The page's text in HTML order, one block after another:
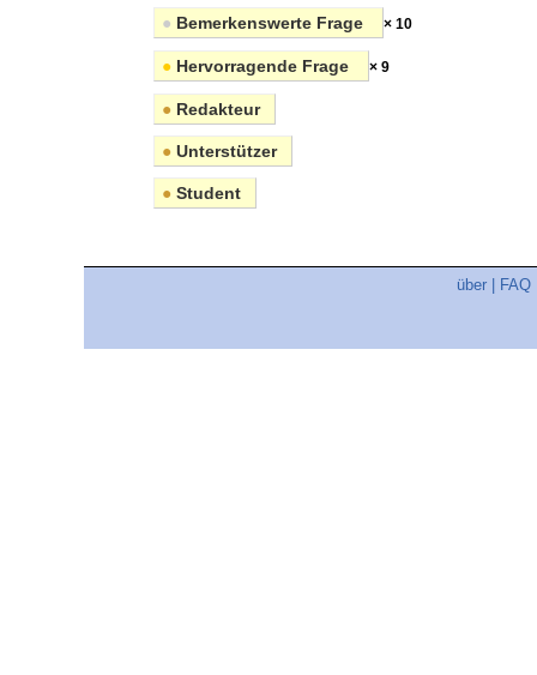
● Bemerkenswerte Frage × 10
● Hervorragende Frage × 9
● Redakteur
● Unterstützer
● Student
über FAQ